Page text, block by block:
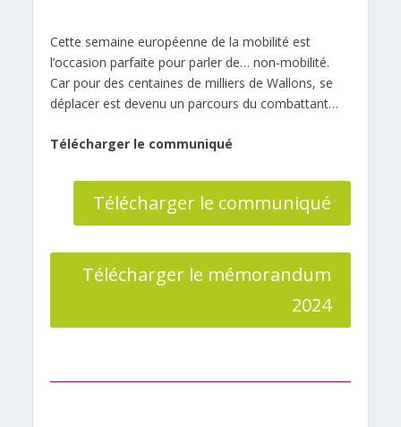
Cette semaine européenne de la mobilité est
l’occasion parfaite pour parler de… non-mobilité.
Car pour des centaines de milliers de Wallons, se
déplacer est devenu un parcours du combattant…
Télécharger le communiqué
Télécharger le communiqué
Télécharger le mémorandum
2024